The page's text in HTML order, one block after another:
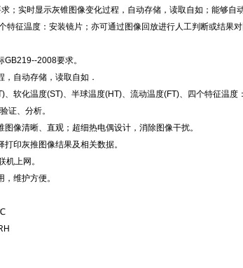
；实时显示灰锥图像变化过程，自动存储，读取自如；能够自
特征温度：安装镜片；亦可通过图像回放进行人工判断或结果
2008要求。
自动存储，读取自如．
软化温度(ST)、半球温度(HT)、流动温度(FT)、四个特征温度
证、分析。
像清晰、直观；超细热电偶设计，消除图像干扰。
印灰推图像结果及相关数据。
机上网。
维护方便。